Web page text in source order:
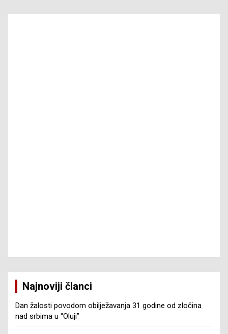
Najnoviji članci
Dan žalosti povodom obilježavanja 31 godine od zločina
nad srbima u “Oluji”